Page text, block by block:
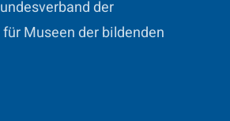
der
Museen der bildenden